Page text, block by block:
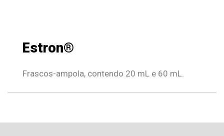
Estron®
Frascos-ampola, contendo 20 mL e 60 mL.